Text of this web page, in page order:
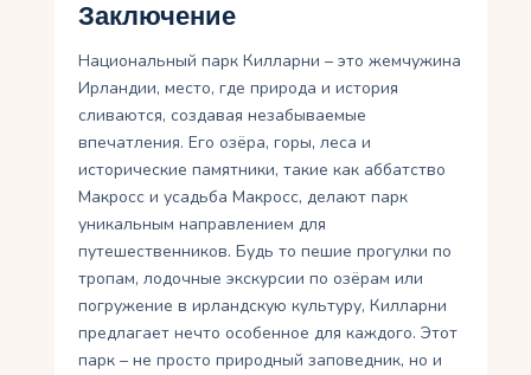
Заключение
Национальный парк Килларни – это жемчужина
Ирландии, место, где природа и история
сливаются, создавая незабываемые
впечатления. Его озёра, горы, леса и
исторические памятники, такие как аббатство
Макросс и усадьба Макросс, делают парк
уникальным направлением для
путешественников. Будь то пешие прогулки по
тропам, лодочные экскурсии по озёрам или
погружение в ирландскую культуру, Килларни
предлагает нечто особенное для каждого. Этот
парк – не просто природный заповедник, но и